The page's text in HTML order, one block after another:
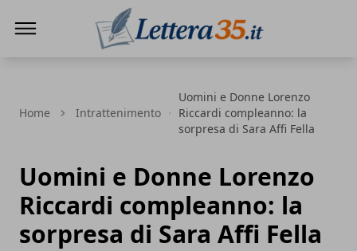
Home Intrattenimento
Uomini e Donne Lorenzo
Riccardi compleanno: la
sorpresa di Sara Affi Fella
Uomini e Donne Lorenzo
Riccardi compleanno: la
sorpresa di Sara Affi Fella